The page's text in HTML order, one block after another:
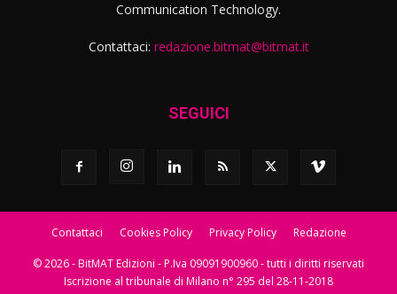
Communication Technology.
Contattaci: redazione.bitmat@bitmat.it
SEGUICI
Contattaci Cookies Policy Privacy Policy Redazione
© 2026 - BitMAT Edizioni - P.Iva 09091900960 - tutti i diritti riservati
Iscrizione al tribunale di Milano n° 295 del 28-11-2018